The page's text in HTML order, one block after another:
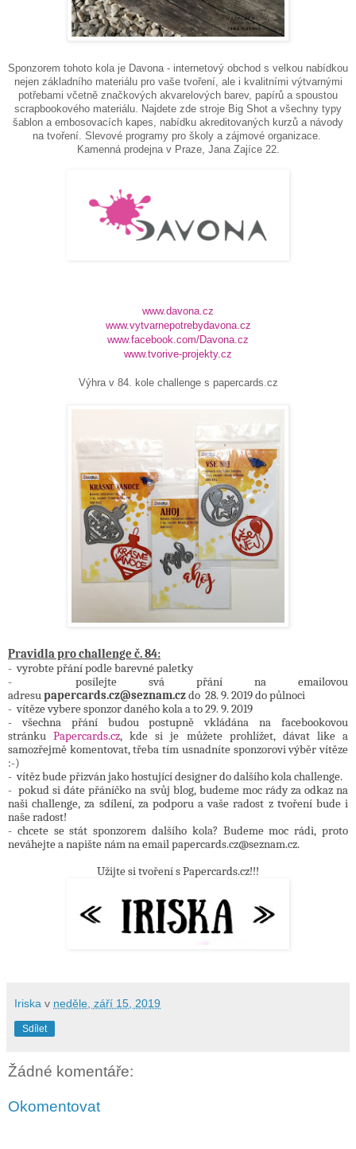
Sponzorem tohoto kola je Davona - internetový obchod s velkou nabídkou
nejen základního materiálu pro vaše tvoření, ale i kvalitními výtvarnými
potřebami včetně značkových akvarelových barev, papírů a spoustou
scrapbookového materiálu. Najdete zde stroje Big Shot a všechny typy
šablon a embosovacích kapes, nabídku akreditovaných kurzů a návody
na tvoření. Slevové programy pro školy a zájmové organizace.
Kamenná prodejna v Praze, Jana Zajíce 22.
www.davona.cz
www.vytvarnepotrebydavona.cz
www.facebook.com/Davona.cz
www.tvorive-projekty.cz
Výhra v 84. kole challenge s papercards.cz
Pravidla pro challenge č. 84:
- vyrobte přání podle barevné paletky
- posílejte svá přání na emailovou
adresupapercards.cz@seznam.czdo 28. 9. 2019 do půlnoci
- vítěze vybere sponzor daného kola a to 29. 9. 2019
- všechna přání budou postupně vkládána na facebookovou
stránku Papercards.cz, kde si je můžete prohlížet, dávat like a
samozřejmě komentovat, třeba tím usnadníte sponzorovi výběr vítěze
:-)
- vítěz bude přizván jako hostující designer do dalšího kola challenge.
- pokud si dáte přáníčko na svůj blog, budeme moc rády za odkaz na
naši challenge, za sdílení, za podporu a vaše radost z tvoření bude i
naše radost!
- chcete se stát sponzorem dalšího kola? Budeme moc rádi, proto
neváhejte a napište nám na email papercards.cz@seznam.cz.
Užijte si tvoření s Papercards.cz!!!
Iriska v neděle, září 15, 2019
Sdílet
Žádné komentáře:
Okomentovat